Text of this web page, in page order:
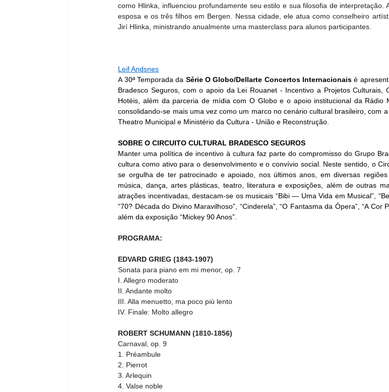
como Hlinka, influenciou profundamente seu estilo e sua filosofia de interpretação.
esposa e os três filhos em Bergen. Nessa cidade, ele atua como conselheiro
Jirí Hlinka, ministrando anualmente uma masterclass para alunos participantes.
Leif Andsnes
A 30ª Temporada da Série O Globo/Dellarte Concertos Internacionais é
Bradesco Seguros, com o apoio da Lei Rouanet - Incentivo a Projetos Culturais,
Hotéis, além da parceria de mídia com O Globo e o apoio institucional da Rádio
consolidando-se mais uma vez como um marco no cenário cultural brasileiro, com a
Theatro Municipal e Ministério da Cultura - União e Reconstrução.
SOBRE O CIRCUITO CULTURAL BRADESCO SEGUROS
Manter uma política de incentivo à cultura faz parte do compromisso do Grupo
cultura como ativo para o desenvolvimento e o convívio social. Neste sentido, o
se orgulha de ter patrocinado e apoiado, nos últimos anos, em diversas
música, dança, artes plásticas, teatro, literatura e exposições, além de outras
atrações incentivadas, destacam-se os musicais “Bibi — Uma Vida em Musical”,
“70? Década do Divino Maravilhoso”, “Cinderela”, “O Fantasma da Ópera”, “A Cor
além da exposição “Mickey 90 Anos”.
PROGRAMA:
EDVARD GRIEG (1843-1907)
Sonata para piano em mi menor, op. 7
I. Allegro moderato
II. Andante molto
III. Alla menuetto, ma poco più lento
IV. Finale: Molto allegro
ROBERT SCHUMANN (1810-1856)
Carnaval, op. 9
1. Préambule
2. Pierrot
3. Arlequin
4. Valse noble